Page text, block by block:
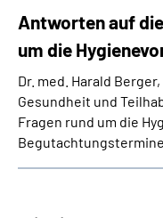
Antworten auf
um die
Dr. med. Harald
Gesundheit und
Fragen rund um die